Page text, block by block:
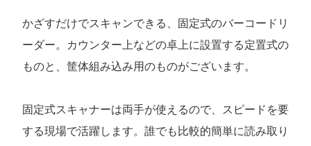
かざすだけでスキャンできる、固定式のバーコードリ
ーダー。カウンター上などの卓上に設置する定置式の
ものと、筐体組み込み用のものがございます。
固定式スキャナーは両手が使えるので、スピードを要
する現場で活躍します。誰でも比較的簡単に読み取り